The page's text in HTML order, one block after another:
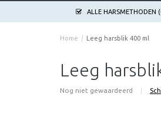
ALLE HARSMETHODEN
Home / Leeg harsblik 400 ml
Leeg
Nog niet gewaardeerd |